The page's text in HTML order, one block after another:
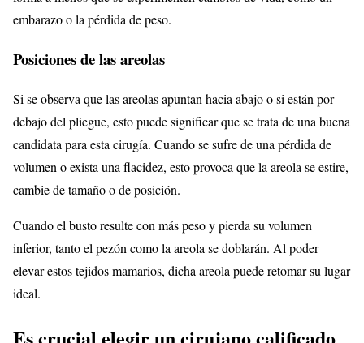
embarazo o la pérdida de peso.
Posiciones de las areolas
Si se observa que las areolas apuntan hacia abajo o si están por
debajo del pliegue, esto puede significar que se trata de una buena
candidata para esta cirugía. Cuando se sufre de una pérdida de
volumen o exista una flacidez, esto provoca que la areola se estire,
cambie de tamaño o de posición.
Cuando el busto resulte con más peso y pierda su volumen
inferior, tanto el pezón como la areola se doblarán. Al poder
elevar estos tejidos mamarios, dicha areola puede retomar su lugar
ideal.